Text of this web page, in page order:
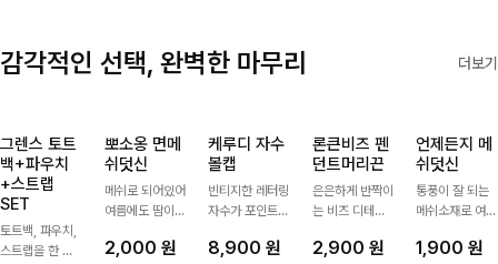
감각적인 선택, 완벽한 마무리 더보기
그렌스 토트
백+파우치
+스트랩
SET
토트백, 파우치,
스트랩을 한 번
뽀소옹 면메
쉬덧신
메쉬로 되어있어
여름에도 땀이
음도 당당해지세
2,000 원
케루디 자수
볼캡
빈티지한 레터링
자수가 포인트가
에 자연스럽게
8,900원
론큰비즈 펜
던트머리끈
은은하게 반짝이
는 비즈 디테일
트로 스타일에
2,900 원
언제든지 메
쉬덧신
통풍이 잘 되는
메쉬소재로 여름
데일리로 신기
1,900원